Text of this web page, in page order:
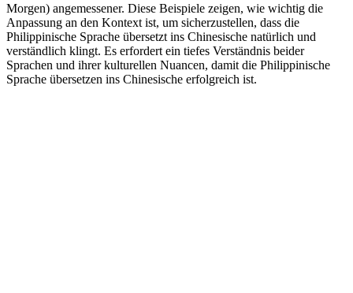
Morgen) angemessener. Diese Beispiele zeigen, wie wichtig die
Anpassung an den Kontext ist, um sicherzustellen, dass die
Philippinische Sprache übersetzt ins Chinesische natürlich und
verständlich klingt. Es erfordert ein tiefes Verständnis beider
Sprachen und ihrer kulturellen Nuancen, damit die Philippinische
Sprache übersetzen ins Chinesische erfolgreich ist.